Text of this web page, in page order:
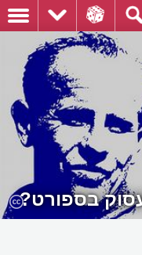
בספורט?